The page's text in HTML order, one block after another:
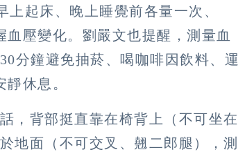
上起床、晚上睡覺前各量一次、
血壓變化。劉嚴文也提醒，測量血
分鐘避免抽菸、喝咖啡因飲料、運
休息。
，背部挺直靠在椅背上（不可坐在
地面（不可交叉、翹二郎腿），測